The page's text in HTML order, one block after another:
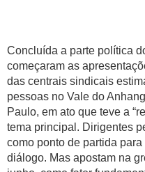
Concluída a parte política
começaram as
das centrais sindicais
pessoas no Vale do
Paulo, em ato que teve a
tema principal. Dirigentes
como ponto de partida
diálogo. Mas apostam na